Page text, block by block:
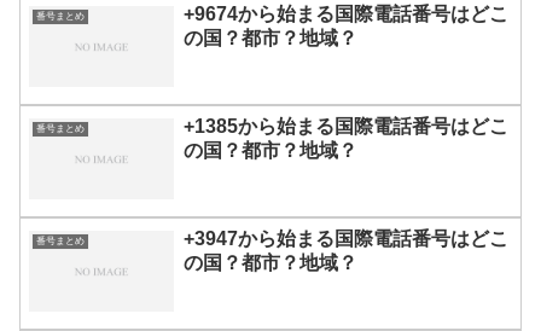
番号まとめ
+9674から始まる国際電話番号はどこ
の国？都市？地域？
番号まとめ
+1385から始まる国際電話番号はどこ
の国？都市？地域？
番号まとめ
+3947から始まる国際電話番号はどこ
の国？都市？地域？